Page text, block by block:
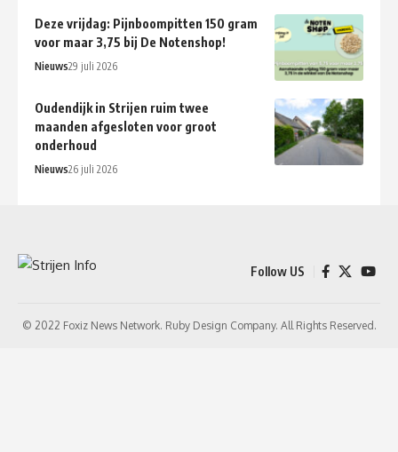
Deze vrijdag: Pijnboompitten 150 gram
voor maar 3,75 bij De Notenshop!
Nieuws29 juli 2026
Oudendijk in Strijen ruim twee
maanden afgesloten voor groot
onderhoud
Nieuws26 juli 2026
Follow US
© 2022 Foxiz News Network. Ruby Design Company. All Rights Reserved.